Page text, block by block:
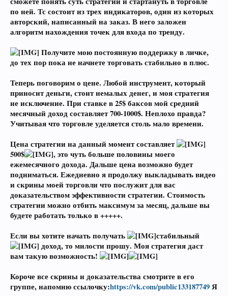
по ней. Тс состоит из трех индикаторов, один из которых
авторский, написанный на заказ. В него заложен
алгоритм нахождения точек для входа по тренду.
Получите мою постоянную поддержку в личке,
до тех пор пока не начнете торговать стабильно в плюс.
Теперь поговорим о цене. Любой инструмент, который
приносит деньги, стоит немалых денег, и моя стратегия
не исключение. При ставке в 25$ баксов мой средний
месячный доход составляет 700-1000$. Неплохо правда?
Учитывая что торговле уделяется столь мало времени.
Цена стратегии на данный момент составляет
500$
, это чуть больше половины моего
ежемесячного дохода. Дальше цена возможно будет
подниматься. Ежедневно я продолжу выкладывать видео
и скрины моей торговли что послужит для вас
доказательством эффективности стратегии. Стоимость
стратегии можно отбить максимум за месяц, дальше вы
будете работать только в +++++.
Если вы хотите начать получать
стабильный
доход, то милости прошу. Моя стратегия даст
вам такую возможность!
Короче все скрины и доказательства смотрите в его
группе, напомню ссылочку:https://vk.com/public133187749Я